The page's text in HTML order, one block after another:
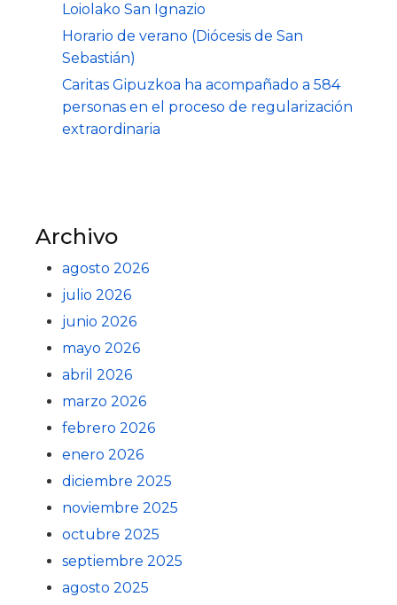
Loiolako San Ignazio
Horario de verano (Diócesis de San
Sebastián)
Caritas Gipuzkoa ha acompañado a 584
personas en el proceso de regularización
extraordinaria
Archivo
agosto 2026
julio 2026
junio 2026
mayo 2026
abril 2026
marzo 2026
febrero 2026
enero 2026
diciembre 2025
noviembre 2025
octubre 2025
septiembre 2025
agosto 2025